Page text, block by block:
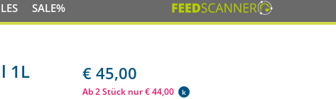
SALE%
1L € 45,00
Ab 2 Stück nur € 44,00 k